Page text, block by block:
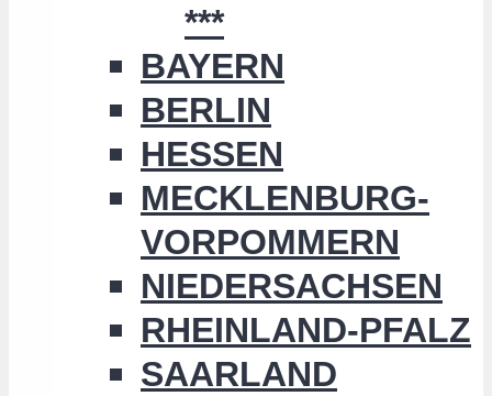
***
BAYERN
BERLIN
HESSEN
MECKLENBURG-
VORPOMMERN
NIEDERSACHSEN
RHEINLAND-PFALZ
SAARLAND